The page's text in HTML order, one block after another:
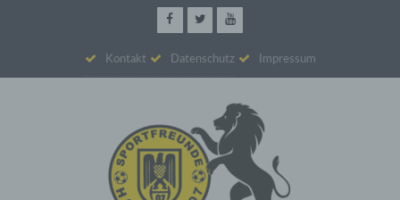
Kontakt Datenschutz Impressum